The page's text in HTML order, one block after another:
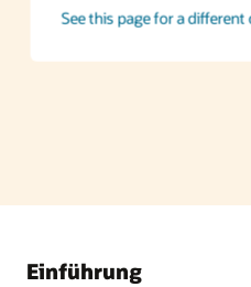
See this page for a
Einführung